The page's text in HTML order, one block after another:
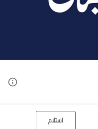
استلام